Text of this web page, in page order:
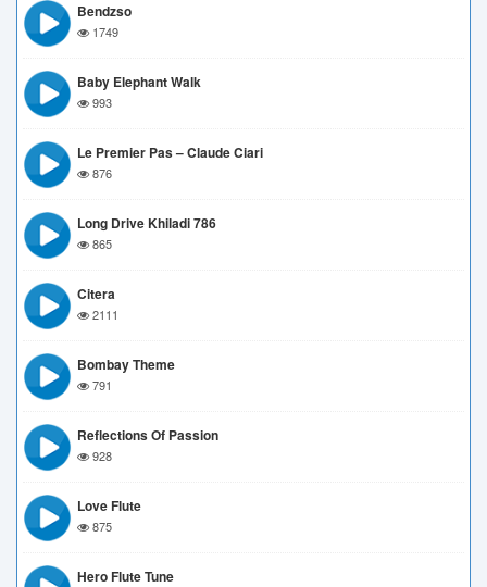
Bendzso
1749
Baby Elephant Walk
993
Le Premier Pas – Claude Ciari
876
Long Drive Khiladi 786
865
Citera
2111
Bombay Theme
791
Reflections Of Passion
928
Love Flute
875
Hero Flute Tune